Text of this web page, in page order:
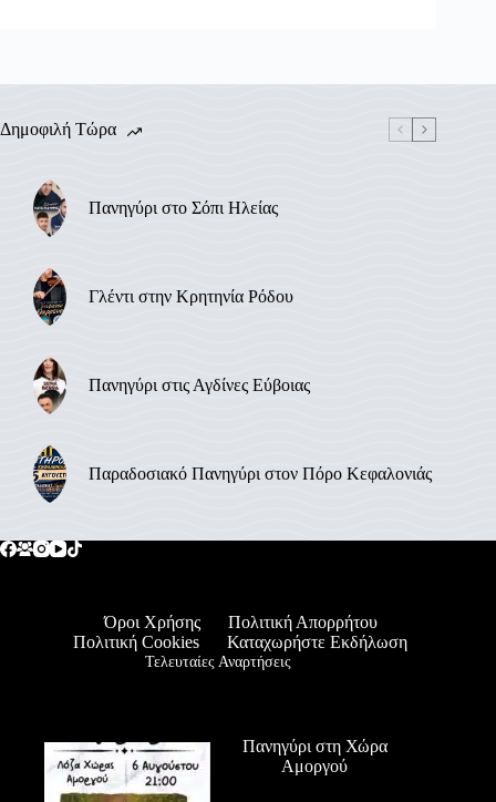
Δημοφιλή Τώρα
Πανηγύρι στο Σόπι Ηλείας
Γλέντι στην Κρητηνία Ρόδου
Πανηγύρι στις Αγδίνες Εύβοιας
Παραδοσιακό Πανηγύρι στον Πόρο Κεφαλονιάς
Όροι Χρήσης
Πολιτική Απορρήτου
Πολιτική Cookies
Καταχωρήστε Εκδήλωση
Τελευταίες Αναρτήσεις
Πανηγύρι στη Χώρα
Αμοργού